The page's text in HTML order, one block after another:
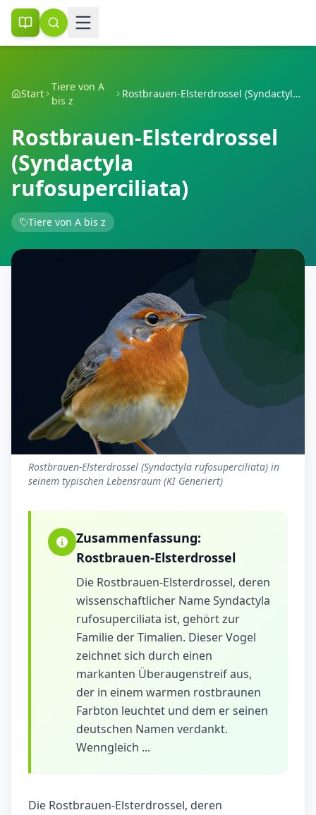
Start
Tiere von A
bis z
Rostbrauen-Elsterdrossel (Syndactyla rufosuperciliata)
Rostbrauen-Elsterdrossel
(Syndactyla
rufosuperciliata)
Tiere von A bis z
Rostbrauen-Elsterdrossel (Syndactyla rufosuperciliata) in
seinem typischen Lebensraum (KI Generiert)
Zusammenfassung:
Rostbrauen-Elsterdrossel
Die Rostbrauen-Elsterdrossel, deren
wissenschaftlicher Name Syndactyla
rufosuperciliata ist, gehört zur
Familie der Timalien. Dieser Vogel
zeichnet sich durch einen
markanten Überaugenstreif aus,
der in einem warmen rostbraunen
Farbton leuchtet und dem er seinen
deutschen Namen verdankt.
Wenngleich ...
Die Rostbrauen-Elsterdrossel, deren